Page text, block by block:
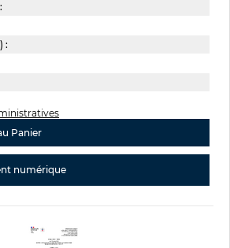
:
Panier
numérique